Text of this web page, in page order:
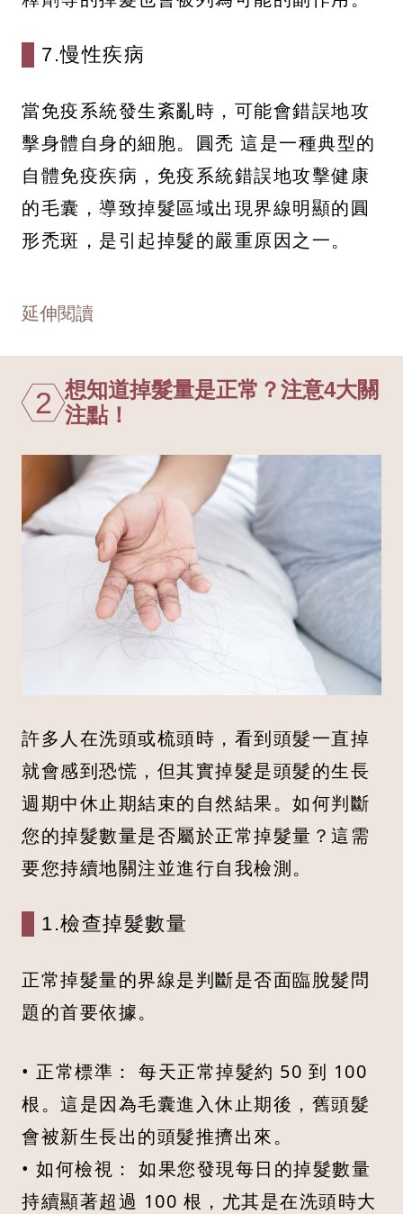
7.慢性疾病
當免疫系統發生紊亂時，可能會錯誤地攻
擊身體自身的細胞。圓禿 這是一種典型的
自體免疫疾病，免疫系統錯誤地攻擊健康
的毛囊，導致掉髮區域出現界線明顯的圓
形禿斑，是引起掉髮的嚴重原因之一。
延伸閱讀
2 想知道掉髮量是正常？注意4大關
注點！
許多人在洗頭或梳頭時，看到頭髮一直掉
就會感到恐慌，但其實掉髮是頭髮的生長
週期中休止期結束的自然結果。如何判斷
您的掉髮數量是否屬於正常掉髮量？這需
要您持續地關注並進行自我檢測。
1.檢查掉髮數量
正常掉髮量的界線是判斷是否面臨脫髮問
題的首要依據。
• 正常標準： 每天正常掉髮約 50 到 100
根。這是因為毛囊進入休止期後，舊頭髮
會被新生長出的頭髮推擠出來。
• 如何檢視： 如果您發現每日的掉髮數量
持續顯著超過 100 根，尤其是在洗頭時大